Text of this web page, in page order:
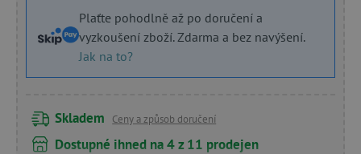
Plaťte pohodlně až po doručení a
vyzkoušení zboží. Zdarma a bez navýšení.
Jak na to?
Skladem Ceny a způsob doručení
Dostupné ihned na 4 z 11 prodejen